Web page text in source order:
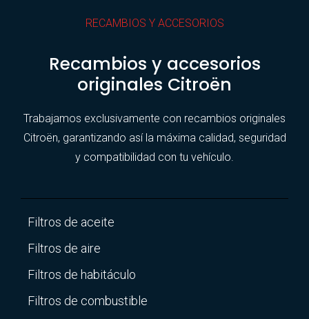
RECAMBIOS Y ACCESORIOS
Recambios y accesorios
originales Citroën
Trabajamos exclusivamente con recambios originales
Citroën, garantizando así la máxima calidad, seguridad
y compatibilidad con tu vehículo.
Filtros de aceite
Filtros de aire
Filtros de habitáculo
Filtros de combustible